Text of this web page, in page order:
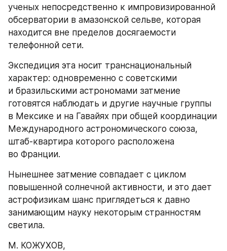
ученых непосредственно к импровизированной
обсерватории в амазонской сельве, которая
находится вне пределов досягаемости
телефонной сети.
Экспедиция эта носит транснациональный
характер: одновременно с советскими
и бразильскими астрономами затмение
готовятся наблюдать и другие научные группы
в Мексике и на Гавайях при общей координации
Международного астрономического союза,
штаб-квартира которого расположена
во Франции.
Нынешнее затмение совпадает с циклом
повышенной солнечной активности, и это дает
астрофизикам шанс приглядеться к давно
занимающим науку некоторым странностям
светила.
М. КОЖУХОВ,